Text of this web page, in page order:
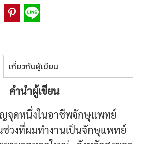
เกี่ยวกับผู้เขียน
คำนำผู้เขียน
จุดหนึ่งในอาชีพจักษุแพทย์
ช่วงที่ผมทำงานเป็นจักษุแพทย์